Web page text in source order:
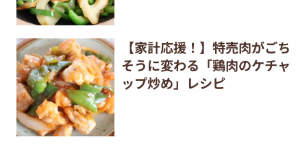
【家計応援！】特売肉がごち
そうに変わる「鶏肉のケチャ
ップ炒め」レシピ